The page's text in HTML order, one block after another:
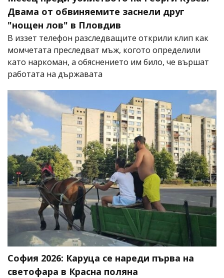
Двама от обвиняемите заснели друг
"нощен лов" в Пловдив
В иззет телефон разследващите открили клип как
момчетата преследват мъж, когото определили
като наркоман, а обяснението им било, че вършат
работата на държавата
София 2026: Каруца се нареди първа на
светофара в Красна поляна